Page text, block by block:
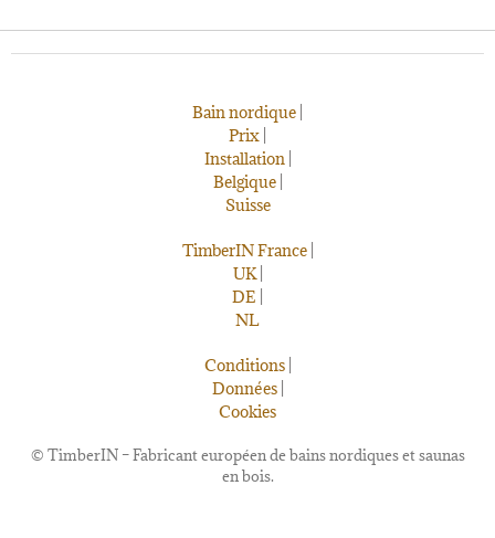
Bain nordique
Prix
Installation|
Belgique|
Suisse
TimberIN France|
UK|
DE
NL
Conditions|
Données|
Cookies
© TimberIN – Fabricant européen de bains nordiques et saunas
en bois.